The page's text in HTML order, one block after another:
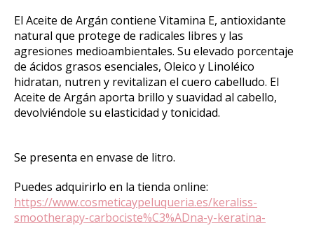
El Aceite de Argán contiene Vitamina E, antioxidante
natural que protege de radicales libres y las
agresiones medioambientales. Su elevado porcentaje
de ácidos grasos esenciales, Oleico y Linoléico
hidratan, nutren y revitalizan el cuero cabelludo. El
Aceite de Argán aporta brillo y suavidad al cabello,
devolviéndole su elasticidad y tonicidad.
Se presenta en envase de litro.
Puedes adquirirlo en la tienda online:
https://www.cosmeticaypeluqueria.es/keraliss-
smootherapy-carbociste%C3%ADna-y-keratina-